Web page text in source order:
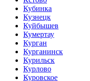
Кубинка
Кузнецк
Куйбышев
Кумертау
Курган
Курганинск
Курильск
Курлово
Куровское